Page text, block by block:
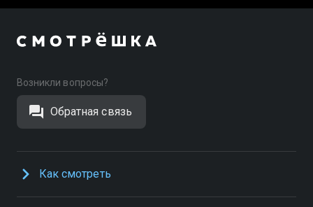
Возникли вопросы?
Обратная связь
Как смотреть